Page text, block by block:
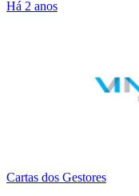
Há 2 anos
Cartas dos Gestores